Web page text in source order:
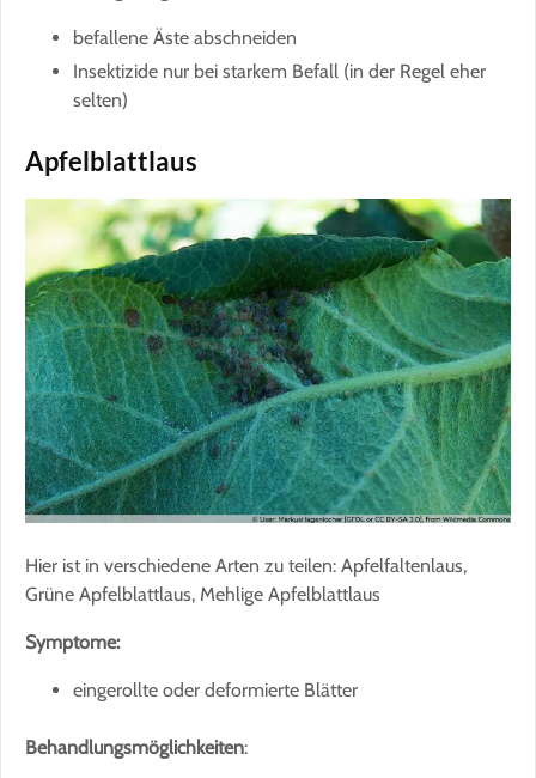
befallene Äste abschneiden
Insektizide nur bei starkem Befall (in der Regel eher
selten)
Apfelblattlaus
Hier ist in verschiedene Arten zu teilen: Apfelfaltenlaus,
Grüne Apfelblattlaus, Mehlige Apfelblattlaus
Symptome:
eingerollte oder deformierte Blätter
Behandlungsmöglichkeiten: